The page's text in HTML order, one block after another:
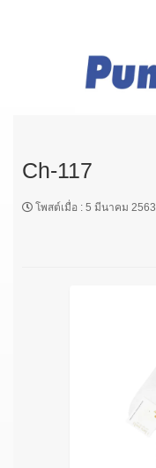
Ch-117
โพสต์เมื่อ : 5 มีนาคม 2563